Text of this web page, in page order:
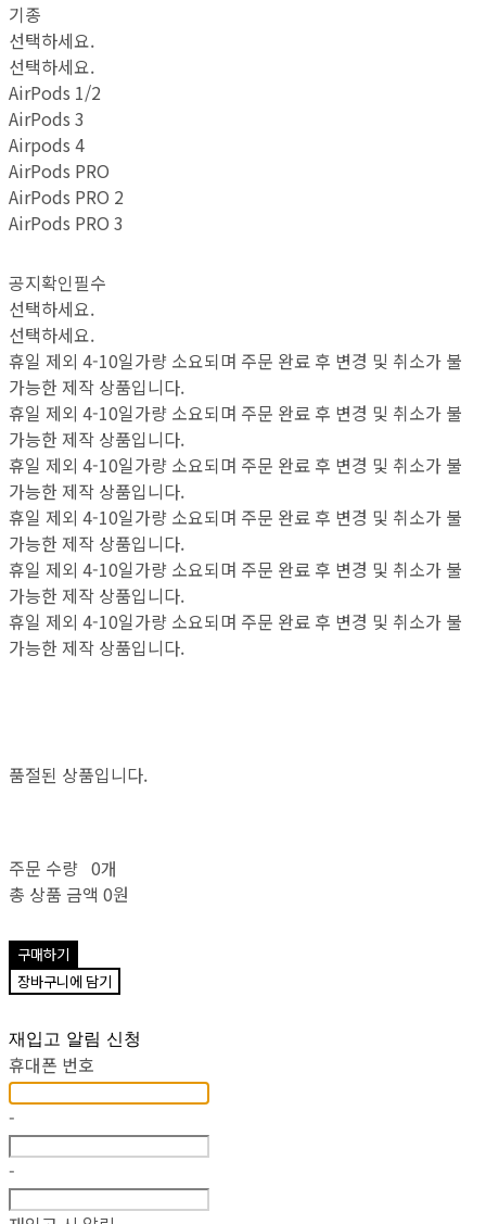
기종
선택하세요.
선택하세요.
AirPods 1/2
AirPods 3
Airpods 4
AirPods PRO
AirPods PRO 2
AirPods PRO 3
공지확인필수
선택하세요.
선택하세요.
휴일 제외 4-10일가량 소요되며 주문 완료 후 변경 및 취소가 불
가능한 제작 상품입니다.
휴일 제외 4-10일가량 소요되며 주문 완료 후 변경 및 취소가 불
가능한 제작 상품입니다.
휴일 제외 4-10일가량 소요되며 주문 완료 후 변경 및 취소가 불
가능한 제작 상품입니다.
휴일 제외 4-10일가량 소요되며 주문 완료 후 변경 및 취소가 불
가능한 제작 상품입니다.
휴일 제외 4-10일가량 소요되며 주문 완료 후 변경 및 취소가 불
가능한 제작 상품입니다.
휴일 제외 4-10일가량 소요되며 주문 완료 후 변경 및 취소가 불
가능한 제작 상품입니다.
품절된 상품입니다.
주문 수량 0개
총 상품 금액 0원
구매하기
장바구니에 담기
재입고 알림 신청
휴대폰 번호
-
-